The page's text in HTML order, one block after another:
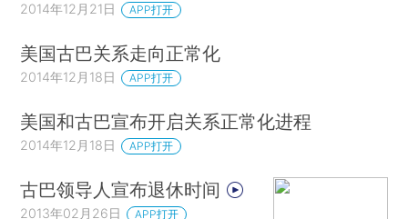
2014年12月21日 APP打开
美国古巴关系走向正常化
2014年12月18日 APP打开
美国和古巴宣布开启关系正常化进程
2014年12月18日 APP打开
古巴领导人宣布退休时间
2013年02月26日 APP打开